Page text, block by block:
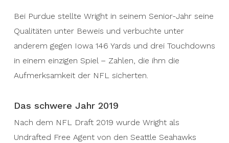
Bei Purdue stellte Wright in seinem Senior-Jahr seine
Qualitäten unter Beweis und verbuchte unter
anderem gegen Iowa 146 Yards und drei Touchdowns
in einem einzigen Spiel – Zahlen, die ihm die
Aufmerksamkeit der NFL sicherten.
Das schwere Jahr 2019
Nach dem NFL Draft 2019 wurde Wright als
Undrafted Free Agent von den Seattle Seahawks